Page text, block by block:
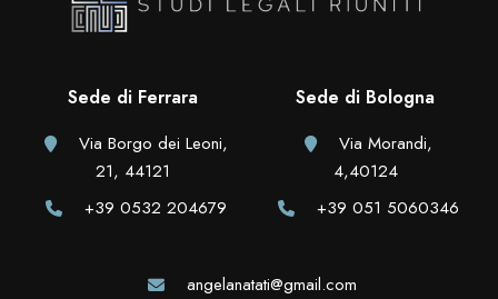
Sede di Ferrara
Via Borgo dei Leoni,
21, 44121
+39 0532 204679
Sede di Bologna
Via Morandi,
4,40124
+39 051 5060346
angelanatati@gmail.com